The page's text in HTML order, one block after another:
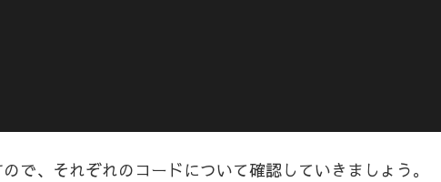
で、それぞれのコードについて確認していきましょう。